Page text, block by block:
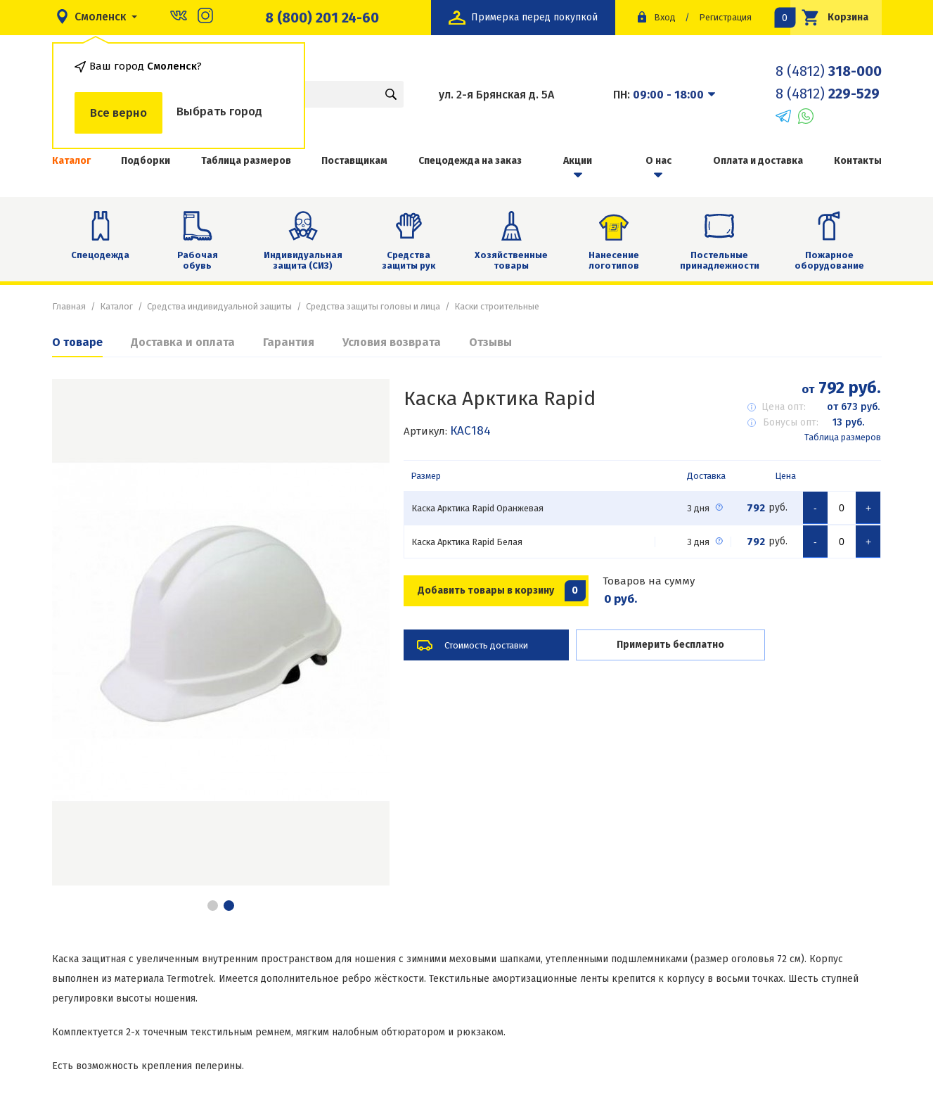
Смоленск
Ваш город Смоленск?
Все верно Выбрать город
8 (800) 201 24-60 Примерка перед покупкой Вход / Регистрация Корзина
0
ул. 2-я Брянская д. 5А ПН: 09:00 - 18:00
8 (4812) 318-000
8 (4812) 229-529
Каталог Подборки Таблица размеров Поставщикам Спецодежда на заказ Акции О нас Оплата и доставка Контакты
Спецодежда
Рабочая
обувь
Индивидуальная
защита (СИЗ)
Средства
защиты рук
Хозяйственные
товары
Нанесение
логотипов
Постельные
принадлежности
Пожарное
оборудование
Главная Каталог Средства индивидуальной защиты Средства защиты головы и лица Каски строительные
О товаре Доставка и оплата Гарантия Условия возврата Отзывы
Каска Арктика Rapid
Артикул: КАС184
от792 руб.
Цена опт:
от 673 руб.
Бонусы опт:
13 руб.
Таблица размеров
Размер Доставка Цена
Каска Арктика Rapid Оранжевая 3 дня 792 руб. - +
Каска Арктика Rapid Белая 3 дня 792 руб. - +
Добавить товары в корзину 0
Товаров на сумму
0 руб.
Стоимость доставки Примерить бесплатно
Каска защитная с увеличенным внутренним пространством для ношения с зимними меховыми шапками, утепленными подшлемниками (размер оголовья 72 см). Корпус
выполнен из материала Termotrek. Имеется дополнительное ребро жёсткости. Текстильные амортизационные ленты крепится к корпусу в восьми точках. Шесть ступней
регулировки высоты ношения.
Комплектуется 2-х точечным текстильным ремнем, мягким налобным обтюратором и рюкзаком.
Есть возможность крепления пелерины.